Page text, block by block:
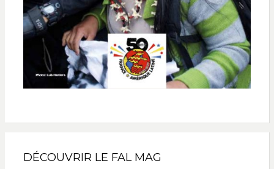
DÉCOUVRIR LE FAL MAG